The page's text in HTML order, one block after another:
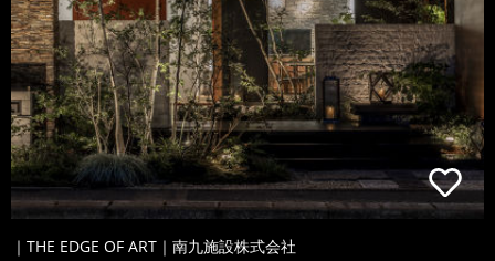
｜THE EDGE OF ART｜南九施設株式会社